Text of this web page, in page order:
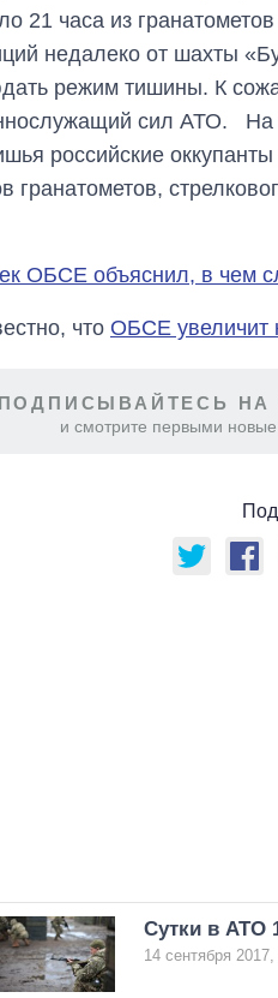
21 часа из
недалеко от шахты
режим тишины. К
сил АТО. На
российские
гранатометов,
ОБСЕ объяснил, в чем
что ОБСЕ увеличит
ПОДПИСЫВАЙТЕСЬ НА
и смотрите первыми
Сутки в АТО
14 сентября